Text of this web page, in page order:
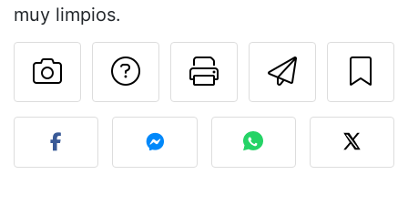
muy limpios.
Imprimir
Preguntar al autor
Publicar la foto de esta